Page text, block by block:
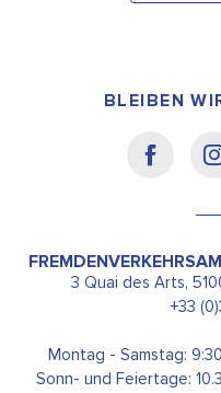
BLEIBEN
3 Quai des Arts,
+33
Montag - Samstag:
Sonn- und Feiertage: